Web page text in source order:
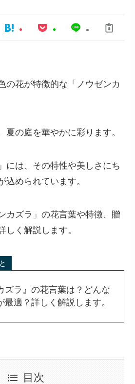
の花が特徴的な「ノウゼンカ
夏の庭を華やかに彩ります。
には、その特性や美しさにち
込められています。
カズラ」の花言葉や特徴、贈
しく解説します。
ズラ』の花言葉は？どんな
最適？詳しく解説します。
目次